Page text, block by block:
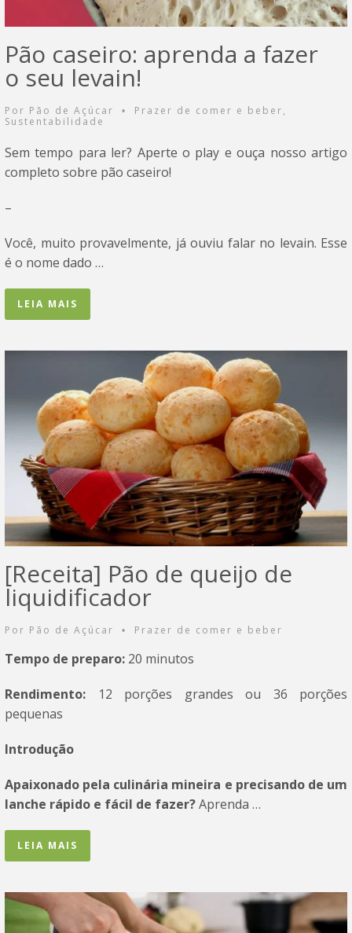
Pão caseiro: aprenda a fazer
o seu levain!
Por Pão de Açúcar • Prazer de comer e beber,
Sustentabilidade
Sem tempo para ler? Aperte o play e ouça nosso artigo
completo sobre pão caseiro!
–
Você, muito provavelmente, já ouviu falar no levain. Esse
é o nome dado …
LEIA MAIS
[Receita] Pão de queijo de
liquidificador
Por Pão de Açúcar • Prazer de comer e beber
Tempo de preparo: 20 minutos
Rendimento: 12 porções grandes ou 36 porções
pequenas
Introdução
Apaixonado pela culinária mineira e precisando de um
lanche rápido e fácil de fazer?Aprenda …
LEIA MAIS